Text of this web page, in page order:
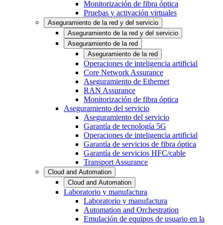
Monitorización de fibra óptica
Pruebas y activación virtuales
Aseguramiento de la red y del servicio
Aseguramiento de la red y del servicio
Aseguramiento de la red
Aseguramiento de la red
Operaciones de inteligencia artificial
Core Network Assurance
Aseguramiento de Ethernet
RAN Assurance
Monitorización de fibra óptica
Aseguramiento del servicio
Aseguramiento del servicio
Garantía de tecnología 5G
Operaciones de inteligencia artificial
Garantía de servicios de fibra óptica
Garantía de servicios HFC/cable
Transport Assurance
Cloud and Automation
Cloud and Automation
Laboratorio y manufactura
Laboratorio y manufactura
Automation and Orchestration
Emulación de equipos de usuario en la